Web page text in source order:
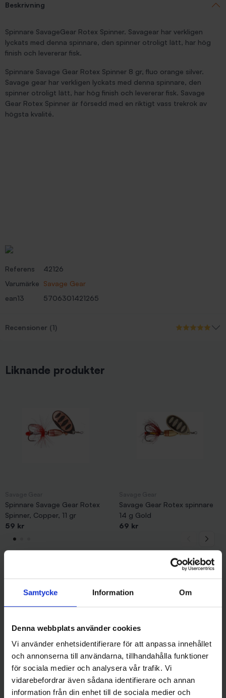
Samtycke Information Om
Denna webbplats använder cookies
Vi använder enhetsidentifierare för att anpassa innehållet
och annonserna till användarna, tillhandahålla funktioner
för sociala medier och analysera vår trafik. Vi
vidarebefordrar även sådana identifierare och annan
information från din enhet till de sociala medier och
Beskrivning
Spinnare SavageGear Rotex Spinner. Savagear har verkligen
lyckats med denna spinnare, den spinner otroligt lätt, har hög
finish och levererar fisk.
Spinnare Savage Gear Rotex Spinner 8 gr, fluo orange silver.
Savage gear har verkligen lyckats med denna spinnare, den
spinner otroligt lätt, har hög finish och levererar fisk. Savage
Gear Rotex Spinner är försedd med en riktigt vass trekrok av
högsta kvalité.
Referens
42126
Varumärke Savage Gear
ean13
5706301421265
Recensioner (1)
Liknande produkter
Spinnare Savage Gear Rotex
Spinner, Copper, 11 gr
59 kr
Savage Gear Rotex spinnare
14 g Gold
69 kr
Andra gillade även